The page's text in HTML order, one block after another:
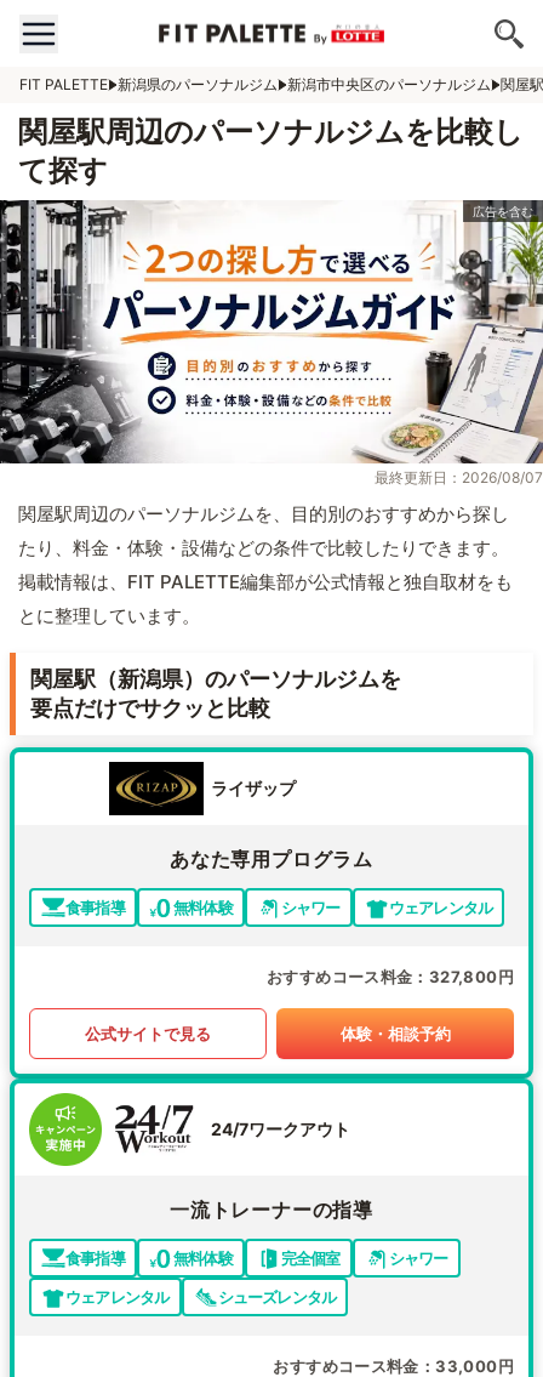
FIT PALETTE 新潟県のパーソナルジム 新潟市中央区のパーソナルジム 関屋
関屋駅周辺のパーソナルジムを比較し
て探す
最終更新日：2026/08/07
関屋駅周辺のパーソナルジムを、目的別のおすすめから探し
たり、料金・体験・設備などの条件で比較したりできます。
掲載情報は、FIT PALETTE編集部が公式情報と独自取材をも
とに整理しています。
関屋駅（新潟県）のパーソナルジムを
要点だけでサクッと比較
ライザップ
あなた専用プログラム
食事指導 無料体験 シャワー ウェアレンタル
おすすめコース料金 327,800円
公式サイトで見る 体験・相談予約
24/7ワークアウト
一流トレーナーの指導
食事指導 無料体験 完全個室
シャワー
ウェアレンタル
シューズレンタル
おすすめコース料金 33,000円